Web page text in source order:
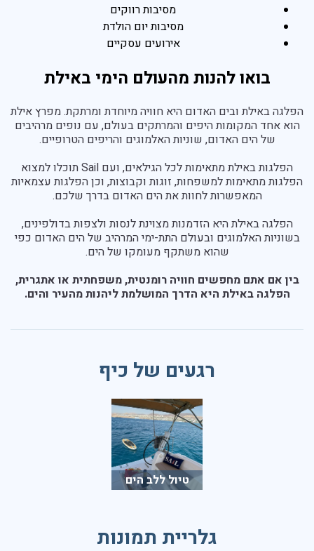
מסיבות רווקים
מסיבות יום הולדת
אירועים עסקיים
בואו להנות מהעולם הימי באילת
הפלגה באילת ובים האדום היא חוויה מיוחדת ומרתקת. מפרץ אילת
הוא אחד המקומות היפים והמרתקים בעולם, עם נופים מרהיבים
של הים האדום, שוניות האלמוגים והריפים הטרופיים.
הפלגות באילת מתאימות לכל הגילאים, ועם Sail תוכלו למצוא
הפלגות מתאימות למשפחות, זוגות וקבוצות, וכן הפלגות עצמאיות
המאפשרות לחוות את הים האדום בדרך שלכם.
הפלגה באילת היא הזדמנות מצוינת לנסות ולצפות בדולפינים,
בשוניות האלמוגים ובעולם התת-ימי המרהיב של הים האדום כפי
שהוא משתקף מעומקו של הים.
בין אם אתם מחפשים חוויה רומנטית, משפחתית או אתגרית,
הפלגה באילת היא הדרך המושלמת ליהנות מהעיר והים.
רגעים של כיף
טיול ללב הים
גלריית תמונות